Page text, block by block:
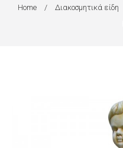
Home Διακοσμητικά είδη